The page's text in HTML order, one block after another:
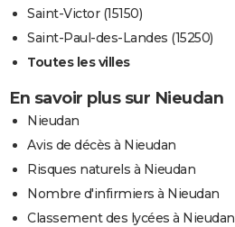
Saint-Victor (15150)
Saint-Paul-des-Landes (15250)
Toutes les villes
En savoir plus sur Nieudan
Nieudan
Avis de décès à Nieudan
Risques naturels à Nieudan
Nombre d'infirmiers à Nieudan
Classement des lycées à Nieudan